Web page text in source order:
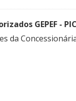
GEPEF - PIC
da